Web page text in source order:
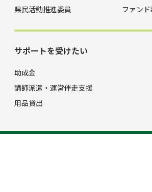
県民活動推進委員
ファン
サポートを受けたい
助成金
講師派遣・運営伴走支援
用品貸出